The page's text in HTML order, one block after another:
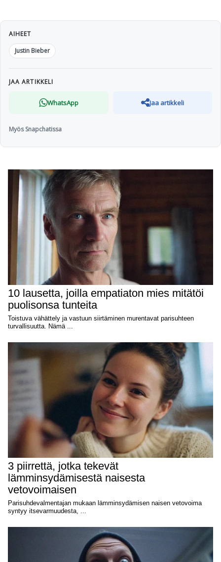
AIHEET
Justin Bieber
JAA ARTIKKELI
WhatsApp Jaa artikkeli
Myös Snapchatissa